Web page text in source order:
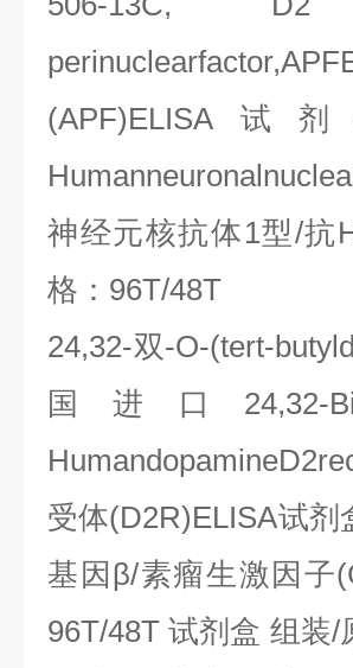
(APF)ELISA 试剂
神经元核抗体1型/抗
格： 96T/48T
24,32-双-O-(tert-
国进口 24,32-
受体(D2R)ELISA试剂
基因β/素瘤生激因子
96T/48T 试剂盒 组装/